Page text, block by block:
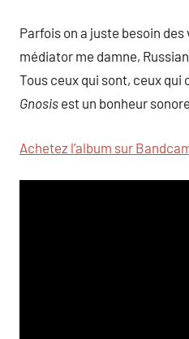
Parfois on a juste besoin
médiator me damne,
Tous ceux qui sont, ceux
Gnosis est un bonheur
Achetez l’album sur